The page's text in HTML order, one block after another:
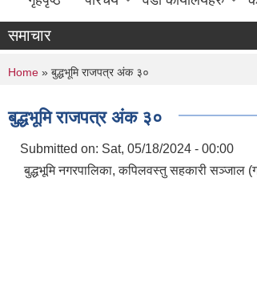
समाचार
You are here
Home » बुद्धभूमि राजपत्र अंक ३०
बुद्धभूमि राजपत्र अंक ३०
Submitted on: Sat, 05/18/2024 - 00:00
बुद्धभूमि नगरपालिका, कपिलवस्तु सहकारी सञ्जाल